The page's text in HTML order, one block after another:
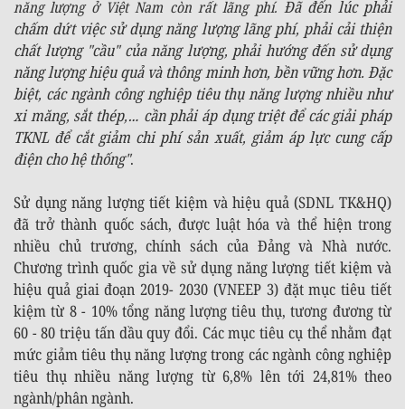
năng lượng ở Việt Nam còn rất lãng phí. Đã đến lúc phải
chấm dứt việc sử dụng năng lượng lãng phí, phải cải thiện
chất lượng "cầu" của năng lượng, phải hướng đến sử dụng
năng lượng hiệu quả và thông minh hơn, bền vững hơn. Đặc
biệt, các ngành công nghiệp tiêu thụ năng lượng nhiều như
xi măng, sắt thép,… cần phải áp dụng triệt để các giải pháp
TKNL để cắt giảm chi phí sản xuất, giảm áp lực cung cấp
điện cho hệ thống".
Sử dụng năng lượng tiết kiệm và hiệu quả (SDNL TK&HQ)
đã trở thành quốc sách, được luật hóa và thể hiện trong
nhiều chủ trương, chính sách của Đảng và Nhà nước.
Chương trình quốc gia về sử dụng năng lượng tiết kiệm và
hiệu quả giai đoạn 2019- 2030 (VNEEP 3) đặt mục tiêu tiết
kiệm từ 8 - 10% tổng năng lượng tiêu thụ, tương đương từ
60 - 80 triệu tấn dầu quy đổi. Các mục tiêu cụ thể nhằm đạt
mức giảm tiêu thụ năng lượng trong các ngành công nghiệp
tiêu thụ nhiều năng lượng từ 6,8% lên tới 24,81% theo
ngành/phân ngành.